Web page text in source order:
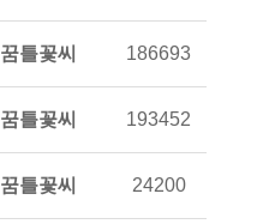
꿈틀꽃씨 186693
꿈틀꽃씨 193452
꿈틀꽃씨 24200